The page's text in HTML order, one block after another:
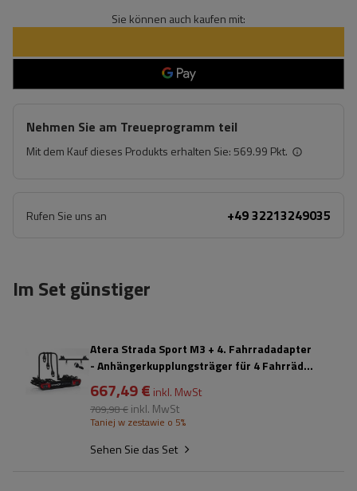
Sie können auch kaufen mit:
Nehmen Sie am Treueprogramm teil
Mit dem Kauf dieses Produkts erhalten Sie:569.99 Pkt.
Rufen Sie uns an +49 32213249035
Im Set günstiger
Atera Strada Sport M3 + 4. Fahrradadapter
- Anhängerkupplungsträger für 4 Fahrräder
(schwarz)
667,49 € inkl. MwSt
709,98 € inkl. MwSt
Taniej w zestawie o 5%
Sehen Sie das Set